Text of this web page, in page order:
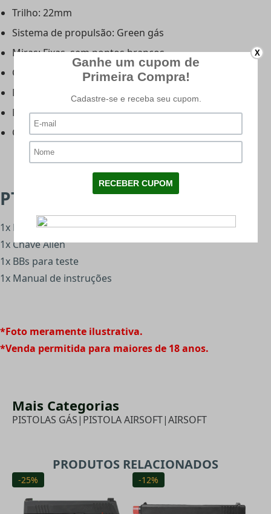
Trilho: 22mm
Sistema de propulsão: Green gás
Miras: Fixas, sem pontos brancos
Cão: funcional de ação dupla
Munição recomendada: Esferas de plástico 0,20g
Magazine: Metal
Capacidade do magazine: 25bbs
PT92 ACOMPANHA:
1x Magazine
1x Chave Allen
1x BBs para teste
1x Manual de instruções
*Foto meramente ilustrativa.
*Venda permitida para maiores de 18 anos.
Mais Categorias
PISTOLAS GÁS| PISTOLA AIRSOFT|AIRSOFT
PRODUTOS RELACIONADOS
-25% -12%
X